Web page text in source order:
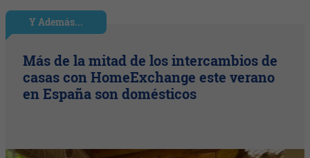
Y Además...
Más de la mitad de los intercambios de
casas con HomeExchange este verano
en España son domésticos